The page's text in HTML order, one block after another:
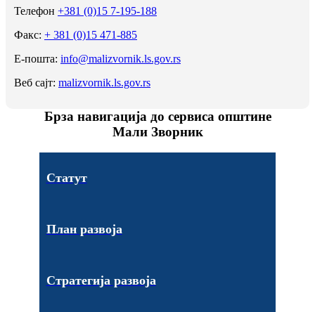
Телефон +381 (0)15 7-195-188
Факс: + 381 (0)15 471-885
Е-пошта: info@malizvornik.ls.gov.rs
Веб сајт: malizvornik.ls.gov.rs
Брза навигација до сервиса општине
Мали Зворник
Статут
План развоја
Стратегија развоја